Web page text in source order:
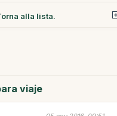
alla lista.
viaje